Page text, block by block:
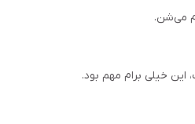
می‌شن.
خیلی برام مهم بود.